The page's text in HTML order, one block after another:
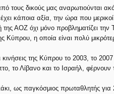
τους δικούς μας αναρωτιούνται
κάποια αξία, την ώρα που
ΑΟΖ όχι μόνο προβληματίζει την
Κύπρου, η οποία είναι πολύ
της Κύπρου το 2003, το 2007
το Λίβανο και το Ισραήλ,
ως παγκόσμιος πρωταθλητής για